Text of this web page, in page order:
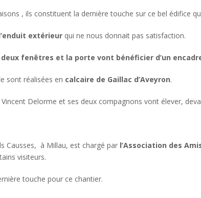
, ils constituent la dernière touche sur ce bel édifice
extérieur qui ne nous donnait pas satisfaction.
deux fenêtres et la porte vont bénéficier d’un
sont réalisées en calcaire de Gaillac d’Aveyron.
Delorme et ses deux compagnons vont élever,
Causses, à Millau, est chargé par l’Association des
visiteurs.
touche pour ce chantier.